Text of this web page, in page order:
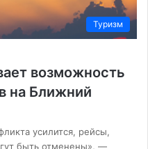
Туризм
возможность
на Ближний
усилится, рейсы,
быть отменены», —